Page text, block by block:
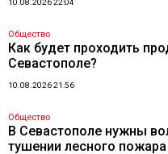
10.08.2026 22:04
Общество
Как будет проходить
Севастополе?
10.08.2026 21:56
Общество
В Севастополе нужны
тушении лесного пожара